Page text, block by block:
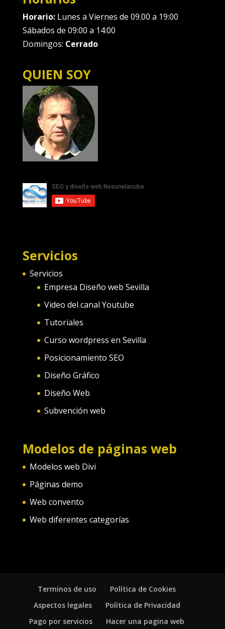
Horario:Lunes a Viernes de 09.00 a 19:00
Sábados de 09:00 a 14:00
Domingos: Cerrado
QUIEN SOY
Servicios
Servicios
Empresa Diseño web Sevilla
Video del canal Youtube
Tutoriales
Curso wordpress en Sevilla
Posicionamiento SEO
Diseño Gráfico
Diseño Web
Subvención web
Modelos de páginas web
Modelos web Divi
Páginas demo
Web convento
Web diferentes categorías
Terminos de uso
Política de Cookies
Aspectos legales
Política de Privacidad
Pago por servicios
Hacer una pagina web